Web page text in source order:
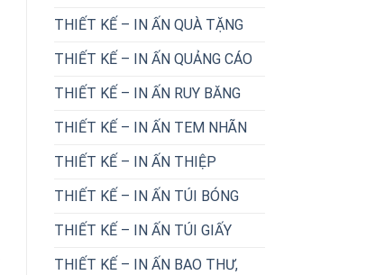
THIẾT KẾ – IN ẤN QUÀ TẶNG
THIẾT KẾ – IN ẤN QUẢNG CÁO
THIẾT KẾ – IN ẤN RUY BĂNG
THIẾT KẾ – IN ẤN TEM NHÃN
THIẾT KẾ – IN ẤN THIỆP
THIẾT KẾ – IN ẤN TÚI BÓNG
THIẾT KẾ – IN ẤN TÚI GIẤY
THIẾT KẾ – IN ẤN BAO THƯ,